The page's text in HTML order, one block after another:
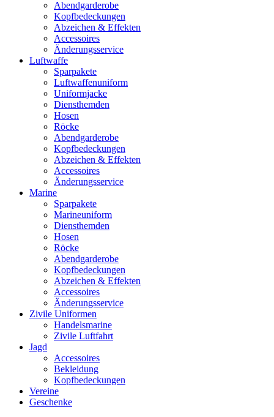
Abendgarderobe
Kopfbedeckungen
Abzeichen & Effekten
Accessoires
Änderungsservice
Luftwaffe
Sparpakete
Luftwaffenuniform
Uniformjacke
Diensthemden
Hosen
Röcke
Abendgarderobe
Kopfbedeckungen
Abzeichen & Effekten
Accessoires
Änderungsservice
Marine
Sparpakete
Marineuniform
Diensthemden
Hosen
Röcke
Abendgarderobe
Kopfbedeckungen
Abzeichen & Effekten
Accessoires
Änderungsservice
Zivile Uniformen
Handelsmarine
Zivile Luftfahrt
Jagd
Accessoires
Bekleidung
Kopfbedeckungen
Vereine
Geschenke